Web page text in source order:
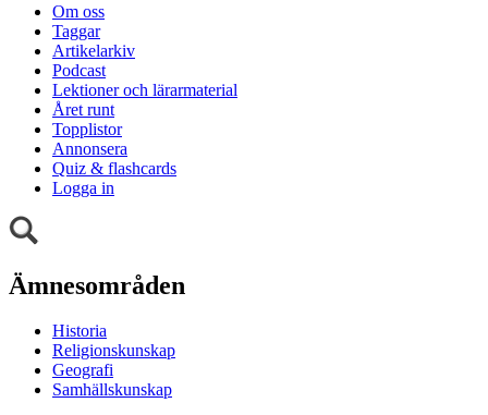
Om oss
Taggar
Artikelarkiv
Podcast
Lektioner och lärarmaterial
Året runt
Topplistor
Annonsera
Quiz & flashcards
Logga in
Ämnesområden
Historia
Religionskunskap
Geografi
Samhällskunskap